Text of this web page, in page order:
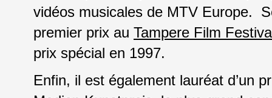
vidéos musicales de MTV Europe.
premier prix au Tampere Film
prix spécial en 1997.
Enfin, il est également lauréat d’un